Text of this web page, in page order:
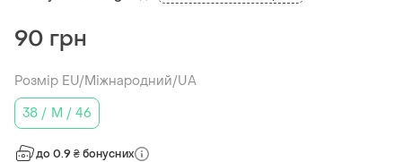
90 грн
Розмір EU/Міжнародний/UA
38 / M / 46
до 0.9 ₴ бонусних